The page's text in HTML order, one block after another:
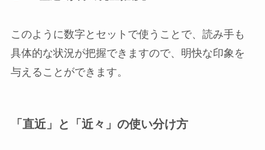
このように数字とセットで使うことで、読み手も
具体的な状況が把握できますので、明快な印象を
与えることができます。
「直近」と「近々」の使い分け方